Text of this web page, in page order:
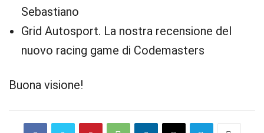
Sebastiano
Grid Autosport. La nostra recensione del
nuovo racing game di Codemasters
Buona visione!